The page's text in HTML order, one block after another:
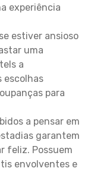
experiência
estiver ansioso
uma
a
escolhas
para
a pensar em
garantem
feliz. Possuem
envolventes e